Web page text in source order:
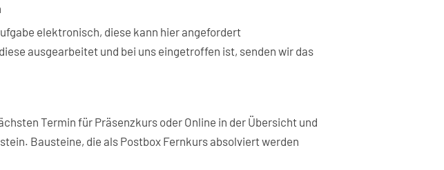
elektronisch, diese kann hier angefordert
ausgearbeitet und bei uns eingetroffen ist, senden wir das
Termin für Präsenzkurs oder Online in der Übersicht und
Bausteine, die als Postbox Fernkurs absolviert werden